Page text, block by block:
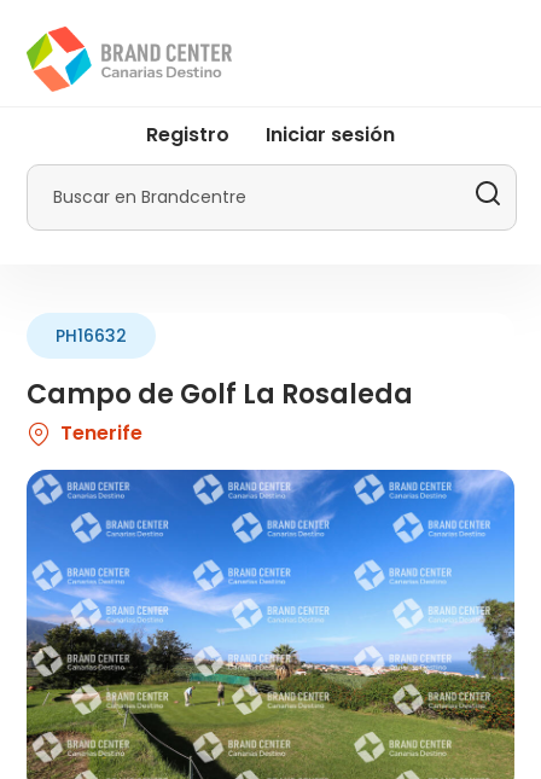
contenido
principal
menu
Promotur
Registro Iniciar sesión
Buscar
Campo de Golf La Rosaleda
PH16632
Tenerife